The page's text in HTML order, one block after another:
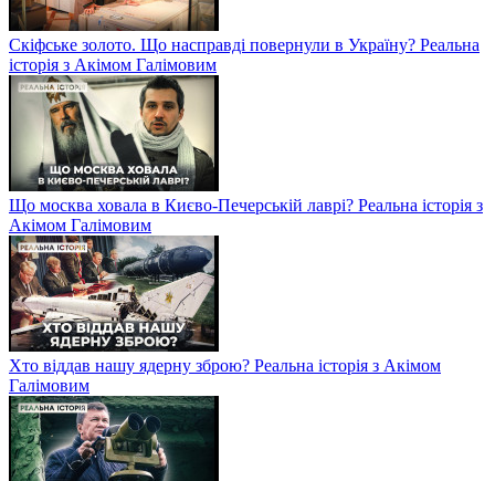
Скіфське золото. Що насправді повернули в Україну? Реальна
історія з Акімом Галімовим
Що москва ховала в Києво-Печерській лаврі? Реальна історія з
Акімом Галімовим
Хто віддав нашу ядерну зброю? Реальна історія з Акімом
Галімовим